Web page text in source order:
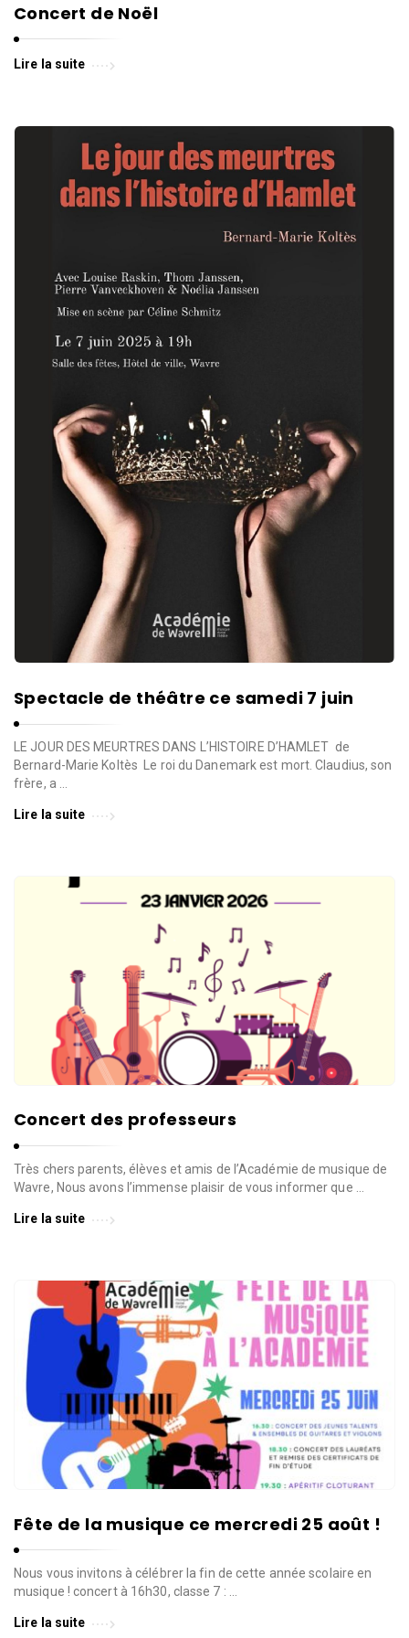
l
e
d
W
Concert de Noël
Lire la suite
Spectacle de théâtre ce samedi 7 juin
LE JOUR DES MEURTRES DANS L’HISTOIRE D’HAMLET de
Bernard-Marie Koltès Le roi du Danemark est mort. Claudius, son
frère, a …
Lire la suite
Concert des professeurs
Très chers parents, élèves et amis de l’Académie de musique de
Wavre, Nous avons l’immense plaisir de vous informer que …
Lire la suite
Fête de la musique ce mercredi 25 août !
Nous vous invitons à célébrer la fin de cette année scolaire en
musique ! concert à 16h30, classe 7 : …
Lire la suite